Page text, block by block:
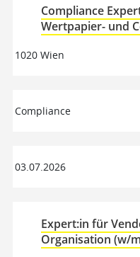
Compliance
Wertpapier- und
1020 Wien
Compliance
03.07.2026
Expert:in für
Organisation (w/